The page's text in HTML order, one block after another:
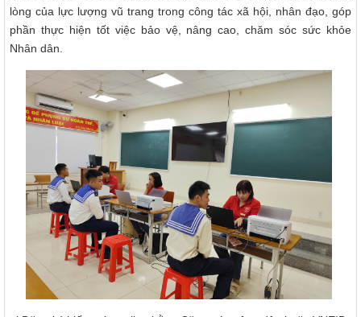
lòng của lực lượng vũ trang trong công tác xã hội, nhân đạo, góp
phần thực hiện tốt việc bảo vệ, nâng cao, chăm sóc sức khỏe
Nhân dân.